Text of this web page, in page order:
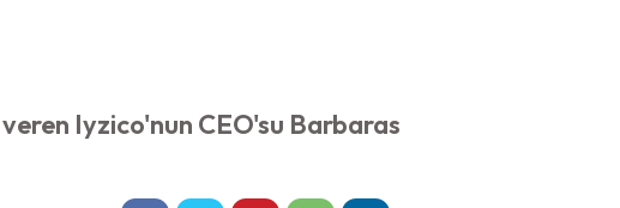
Iyzico'nun CEO'su Barbaras